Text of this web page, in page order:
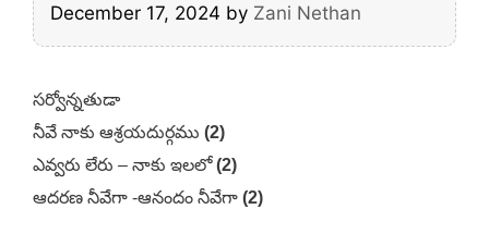
December 17, 2024 by Zani Nethan
సర్వోన్నతుడా
నీవే నాకు ఆశ్రయదుర్గము (2)
ఎవ్వరు లేరు – నాకు ఇలలో(2)
ఆదరణ నీవేగా -ఆనందం నీవేగా (2)